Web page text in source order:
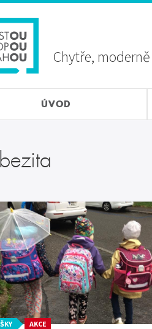
Chytře,
ÚVOD
AKCE